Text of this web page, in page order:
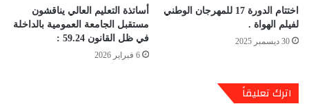
اختتام الدورة 17 للمهرجان الوطني
لفيلم الهواة .
30 ديسمبر 2025
أساتذة التعليم العالي يناقشون
مستقبل الجامعة العمومية بالداخلة
في ظل القانون 59.24 :
6 فبراير 2026
اترك تعليقاً